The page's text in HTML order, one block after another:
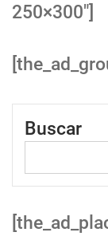
250×300″]
Buscar